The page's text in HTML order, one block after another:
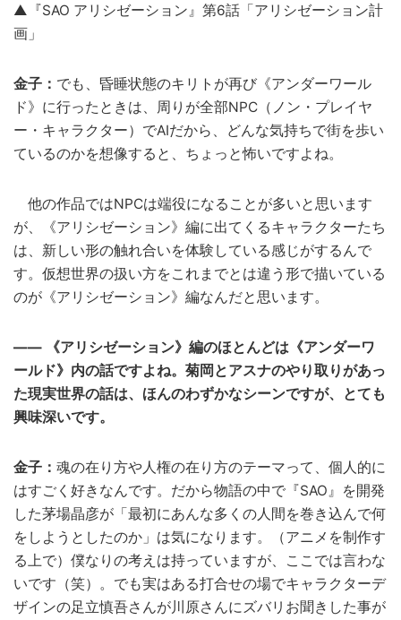
▲『SAO アリシゼーション』第6話「アリシゼーション計
画」
金子： でも、昏睡状態のキリトが再び《アンダーワール
ド》に行ったときは、周りが全部NPC（ノン・プレイヤ
ー・キャラクター）でAIだから、どんな気持ちで街を歩い
ているのかを想像すると、ちょっと怖いですよね。
他の作品ではNPCは端役になることが多いと思います
が、《アリシゼーション》編に出てくるキャラクターたち
は、新しい形の触れ合いを体験している感じがするんで
す。仮想世界の扱い方をこれまでとは違う形で描いている
のが《アリシゼーション》編なんだと思います。
―― 《アリシゼーション》編のほとんどは《アンダーワ
ールド》内の話ですよね。菊岡とアスナのやり取りがあっ
た現実世界の話は、ほんのわずかなシーンですが、とても
興味深いです。
金子： 魂の在り方や人権の在り方のテーマって、個人的に
はすごく好きなんです。だから物語の中で『SAO』を開発
した茅場晶彦が「最初にあんな多くの人間を巻き込んで何
をしようとしたのか」は気になります。（アニメを制作す
る上で）僕なりの考えは持っていますが、ここでは言わな
いです（笑）。でも実はある打合せの場でキャラクターデ
ザインの足立慎吾さんが川原さんにズバリお聞きした事が